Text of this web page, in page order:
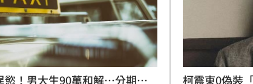
慾！男大生90萬和解…分期償
柯震東0偽裝